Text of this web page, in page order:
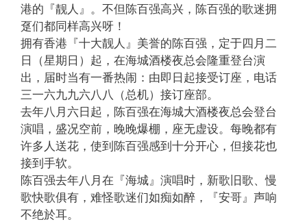
港的『靓人』。不但陈百强高兴，陈百强的歌迷拥
趸们都同样高兴呀！
拥有香港『十大靓人』美誉的陈百强，定于四月二
日（星期日）起，在海城酒楼夜总会隆重登台演
出，届时当有一番热闹：由即日起接受订座，电话
三一六九九六八八（总机）接订座部。
去年八月六日起，陈百强在海城大酒楼夜总会登台
演唱，盛况空前，晚晚爆棚，座无虚设。每晚都有
许多人送花，使到陈百强感到十分开心，但接花也
接到手软。
陈百强去年八月在『海城』演唱时，新歌旧歌、慢
歌快歌俱有，难怪歌迷们如痴如醉，『安哥』声响
不绝於耳。